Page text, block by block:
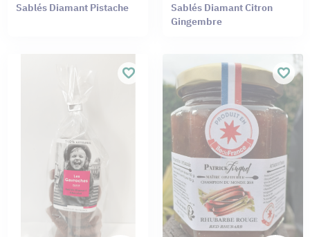
Sablés Diamant Pistache
Sablés Diamant Citron
Gingembre